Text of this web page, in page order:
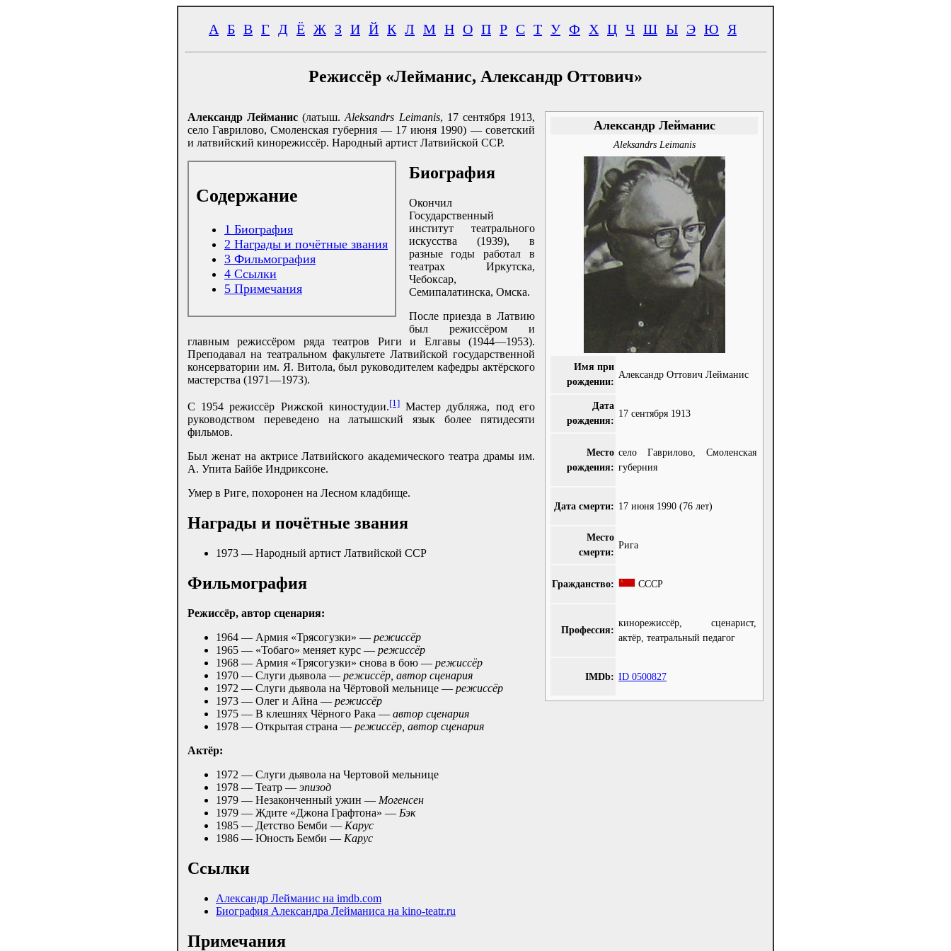
А Б В Г Д Ё Ж З И Й К Л М Н О П Р С Т У Ф Х Ц Ч Ш Ы Э Ю Я
Режиссёр «Лейманис, Александр Оттович»
Александр Лейманис
Aleksandrs Leimanis
Имя при
рождении:
Александр Оттович Лейманис
Дата
рождения:
17 сентября 1913
Место
рождения:
село Гаврилово, Смоленская
губерния
Дата смерти: 17 июня 1990 (76 лет)
Место
смерти:
Рига
Гражданство: СССР
Профессия:
кинорежиссёр, сценарист,
актёр, театральный педагог
IMDb: ID 0500827
Александр Лейманис (латыш.Aleksandrs Leimanis, 17 сентября 1913,
село Гаврилово, Смоленская губерния — 17 июня 1990) — советский
и латвийский кинорежиссёр. Народный артист Латвийской ССР.
Содержание
1 Биография
2 Награды и почётные звания
3 Фильмография
4 Ссылки
5 Примечания
Биография
Окончил
Государственный
институт театрального
искусства (1939), в
разные годы работал в
театрах Иркутска,
Чебоксар,
Семипалатинска, Омска.
После приезда в Латвию
был режиссёром и
главным режиссёром ряда театров Риги и Елгавы (1944—1953).
Преподавал на театральном факультете Латвийской государственной
консерватории им. Я. Витола, был руководителем кафедры актёрского
мастерства (1971—1973).
С 1954 режиссёр Рижской киностудии.[1]Мастер дубляжа, под его
руководством переведено на латышский язык более пятидесяти
фильмов.
Был женат на актрисе Латвийского академического театра драмы им.
А. Упита Байбе Индриксоне.
Умер в Риге, похоронен на Лесном кладбище.
Награды и почётные звания
1973 — Народный артист Латвийской ССР
Фильмография
Режиссёр, автор сценария:
1964 — Армия «Трясогузки» — режиссёр
1965 — «Тобаго» меняет курс — режиссёр
1968 — Армия «Трясогузки» снова в бою — режиссёр
1970 — Слуги дьявола — режиссёр, автор сценария
1972 — Слуги дьявола на Чёртовой мельнице — режиссёр
1973 — Олег и Айна — режиссёр
1975 — В клешнях Чёрного Рака — автор сценария
1978 — Открытая страна — режиссёр, автор сценария
Актёр:
1972 — Слуги дьявола на Чертовой мельнице
1978 — Театр — эпизод
1979 — Незаконченный ужин — Могенсен
1979 — Ждите «Джона Графтона» — Бэк
1985 — Детство Бемби — Карус
1986 — Юность Бемби — Карус
Ссылки
Александр Лейманис на imdb.com
Биография Александра Лейманиса на kino-teatr.ru
Примечания